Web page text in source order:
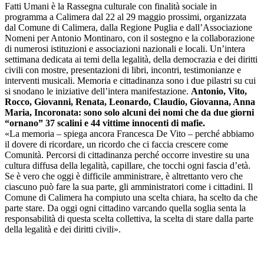
Fatti Umani è la Rassegna culturale con finalità sociale in
programma a Calimera dal 22 al 29 maggio prossimi, organizzata
dal Comune di Calimera, dalla Regione Puglia e dall’Associazione
Nomeni per Antonio Montinaro, con il sostegno e la collaborazione
di numerosi istituzioni e associazioni nazionali e locali. Un’intera
settimana dedicata ai temi della legalità, della democrazia e dei diritti
civili con mostre, presentazioni di libri, incontri, testimonianze e
interventi musicali. Memoria e cittadinanza sono i due pilastri su cui
si snodano le iniziative dell’intera manifestazione. Antonio, Vito,
Rocco, Giovanni, Renata, Leonardo, Claudio, Giovanna, Anna
Maria, Incoronata: sono solo alcuni dei nomi che da due giorni
“ornano” 37 scalini e 44 vittime innocenti di mafie.
«La memoria – spiega ancora Francesca De Vito – perché abbiamo
il dovere di ricordare, un ricordo che ci faccia crescere come
Comunità. Percorsi di cittadinanza perché occorre investire su una
cultura diffusa della legalità, capillare, che tocchi ogni fascia d’età.
Se è vero che oggi è difficile amministrare, è altrettanto vero che
ciascuno può fare la sua parte, gli amministratori come i cittadini. Il
Comune di Calimera ha compiuto una scelta chiara, ha scelto da che
parte stare. Da oggi ogni cittadino varcando quella soglia senta la
responsabilità di questa scelta collettiva, la scelta di stare dalla parte
della legalità e dei diritti civili».